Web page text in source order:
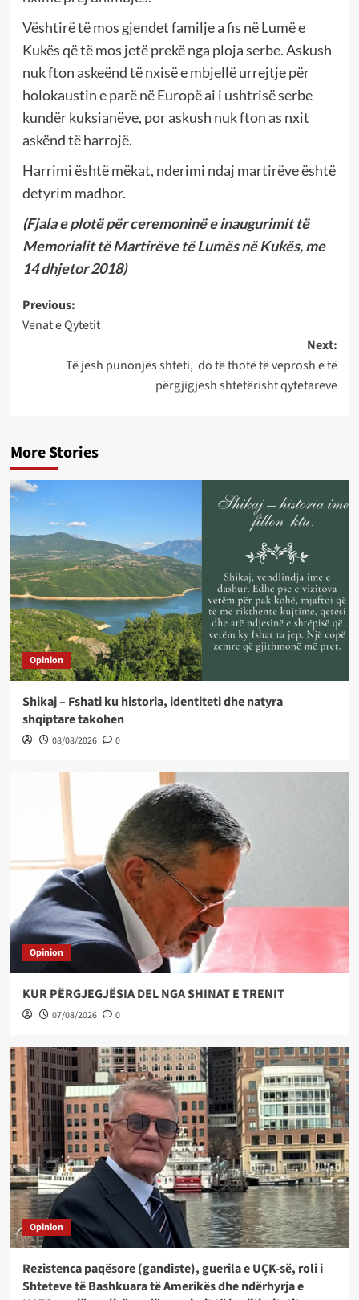
Vështirë të mos gjendet familje a fis në Lumë e
Kukës që të mos jetë prekë nga ploja serbe. Askush
nuk fton askeënd të nxisë e mbjellë urrejtje për
holokaustin e parë në Europë ai i ushtrisë serbe
kundër kuksianëve, por askush nuk fton as nxit
askënd të harrojë.
Harrimi është mëkat, nderimi ndaj martirëve është
detyrim madhor.
(Fjala e plotë për ceremoninë e inaugurimit të
Memorialit të Martirëve të Lumës në Kukës, me
14 dhjetor 2018)
Post
navigation
Previous:
Venat e Qytetit
Next:
Të jesh punonjës shteti, do të thotë të veprosh e të
përgjigjesh shtetërisht qytetareve
More Stories
Opinion
Shikaj – Fshati ku historia, identiteti dhe natyra
shqiptare takohen
08/08/2026 0
Opinion
KUR PËRGJEGJËSIA DEL NGA SHINAT E TRENIT
07/08/2026 0
Opinion
Rezistenca paqësore (gandiste), guerila e UÇK-së, roli i
Shteteve të Bashkuara të Amerikës dhe ndërhyrja e